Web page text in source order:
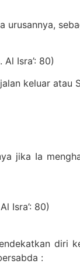
Al Isra’: 80)
keluar
jika Ia
Isra’: 80)
diri
: